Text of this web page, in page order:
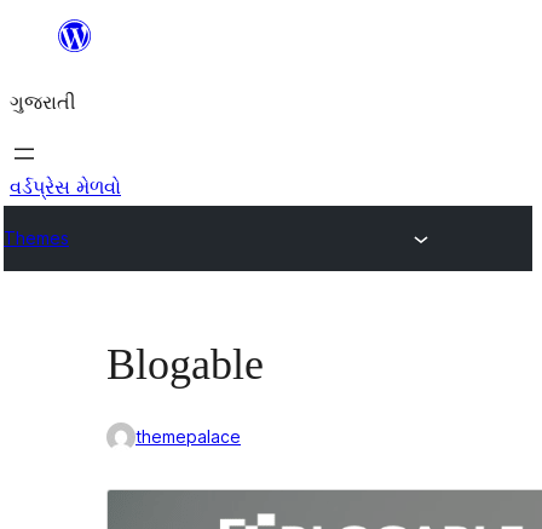
કંટેન્ટ(લખાણ)
જાઓ
ગુજરાતી
વર્ડપ્રેસ મેળવો
Themes
Blogable
themepalace